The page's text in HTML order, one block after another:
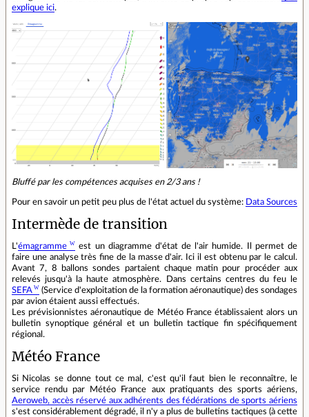
explique ici.
Bluffé par les compétences acquises en 2/3 ans !
Pour en savoir un petit peu plus de l'état actuel du système: Data Sources
Intermède de transition
L'émagramme
est un diagramme d'état de l'air humide. Il permet de
faire une analyse très fine de la masse d'air. Ici il est obtenu par le calcul.
Avant 7, 8 ballons sondes partaient chaque matin pour procéder aux
relevés jusqu'à la haute atmosphère. Dans certains centres du feu le
SEFA
(Service d'exploitation de la formation aéronautique) des sondages
par avion étaient aussi effectués.
Les prévisionnistes aéronautique de Météo France établissaient alors un
bulletin synoptique général et un bulletin tactique fin spécifiquement
régional.
Météo France
Si Nicolas se donne tout ce mal, c'est qu'il faut bien le reconnaître, le
service rendu par Météo France aux pratiquants des sports aériens,
Aeroweb, accès réservé aux adhérents des fédérations de sports aériens
s'est considérablement dégradé, il n'y a plus de bulletins tactiques (à cette